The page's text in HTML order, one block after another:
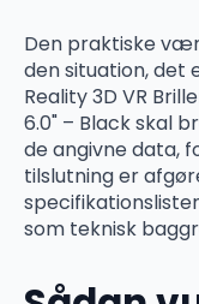
Den praktiske
den situation, det
Reality 3D VR
6.0" – Black skal
de angivne data,
tilslutning er
som teknisk